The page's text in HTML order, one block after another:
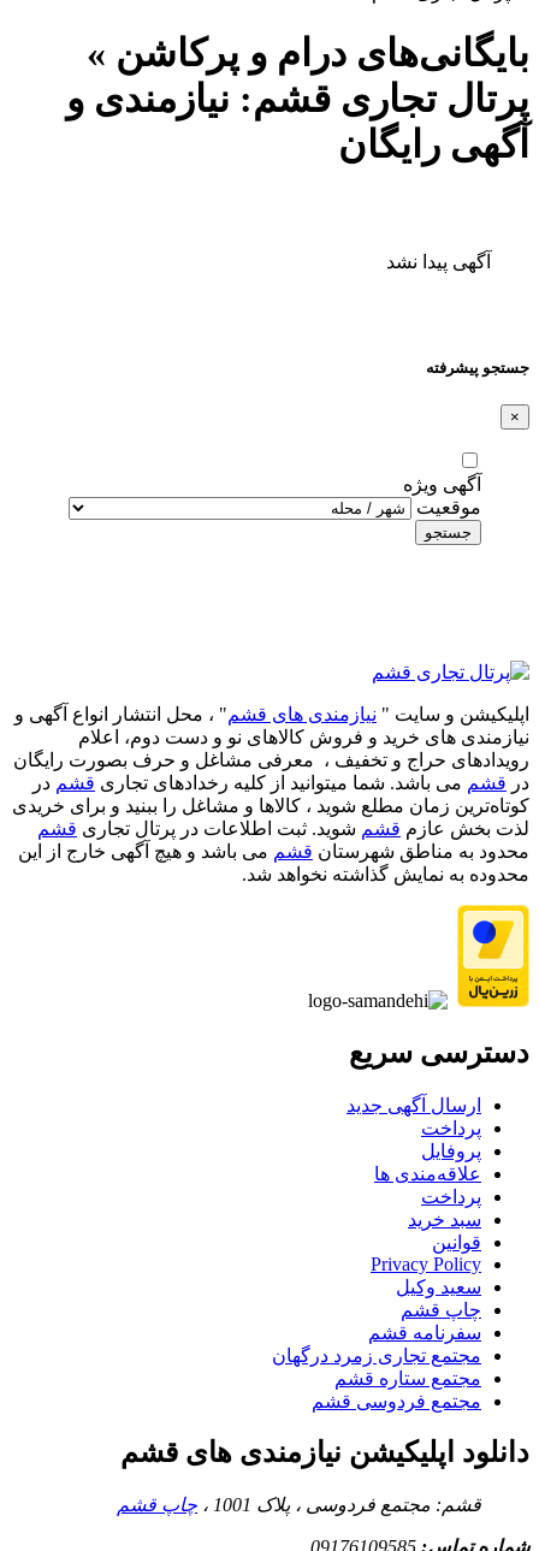
بایگانی‌های درام و پرکاشن »
پرتال تجاری قشم: نیازمندی و
آگهی رایگان
آگهی پیدا نشد
جستجو پیشرفته
×
آگهی ویژه
موقعیت
جستجو
اپلیکیشن و سایت " نیازمندی های قشم" ، محل انتشار انواع آگهی و
نیازمندی های خرید و فروش کالاهای نو و دست‌ دوم، اعلام
رویدادهای حراج و تخفیف ، معرفی مشاغل و حرف بصورت رایگان
در قشم می باشد. شما میتوانید از کلیه رخدادهای تجاری قشم در
کوتاه‌ترین زمان مطلع شوید ، کالاها و مشاغل را ببنید و برای خریدی
لذت بخش عازم قشم شوید. ثبت اطلاعات در پرتال تجاری قشم
محدود به مناطق شهرستان قشم می باشد و هیچ آگهی خارج از این
محدوده به نمایش گذاشته نخواهد شد.
دسترسی سریع
ارسال آگهی جدید
پرداخت
پروفایل
علاقه‌مندی ها
پرداخت
سبد خرید
قوانین
Privacy Policy
سعید وکیل
چاپ قشم
سفرنامه قشم
مجتمع تجاری زمرد درگهان
مجتمع ستاره قشم
مجتمع فردوسی قشم
دانلود اپلیکیشن نیازمندی های قشم
قشم: مجتمع فردوسی ، پلاک 1001 ، چاپ قشم